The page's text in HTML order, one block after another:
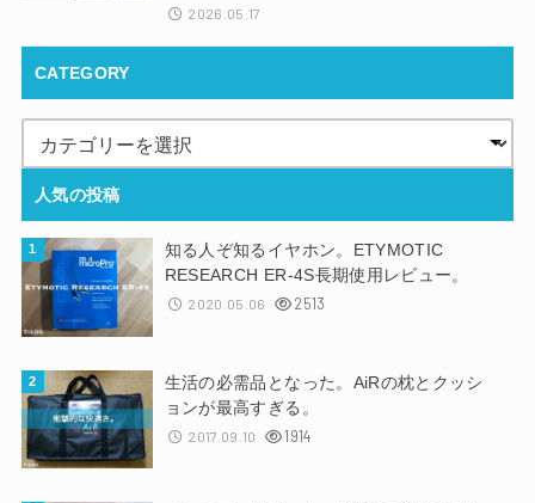
2026.05.17
CATEGORY
人気の投稿
知る人ぞ知るイヤホン。ETYMOTIC
RESEARCH ER-4S長期使用レビュー。
2020.05.06 2513
生活の必需品となった。AiRの枕とクッシ
ョンが最高すぎる。
2017.09.10 1914